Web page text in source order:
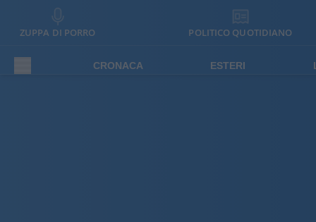
ZUPPA DI PORRO POLITICO QUOTIDIANO
CRONACA ESTERI